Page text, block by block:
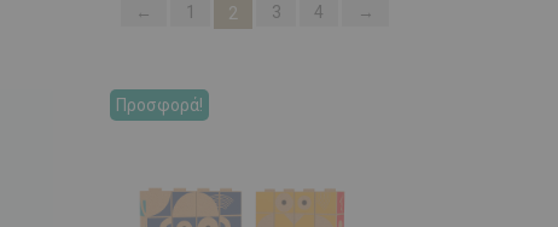
← 1 2 3 4 →
Προσφορά!